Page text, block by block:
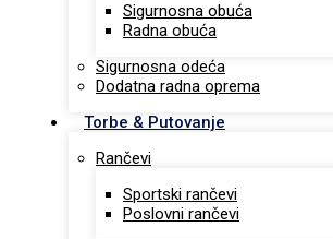
Sigurnosna obuća
Radna obuća
Sigurnosna odeća
Dodatna radna oprema
Torbe & Putovanje
Rančevi
Sportski rančevi
Poslovni rančevi